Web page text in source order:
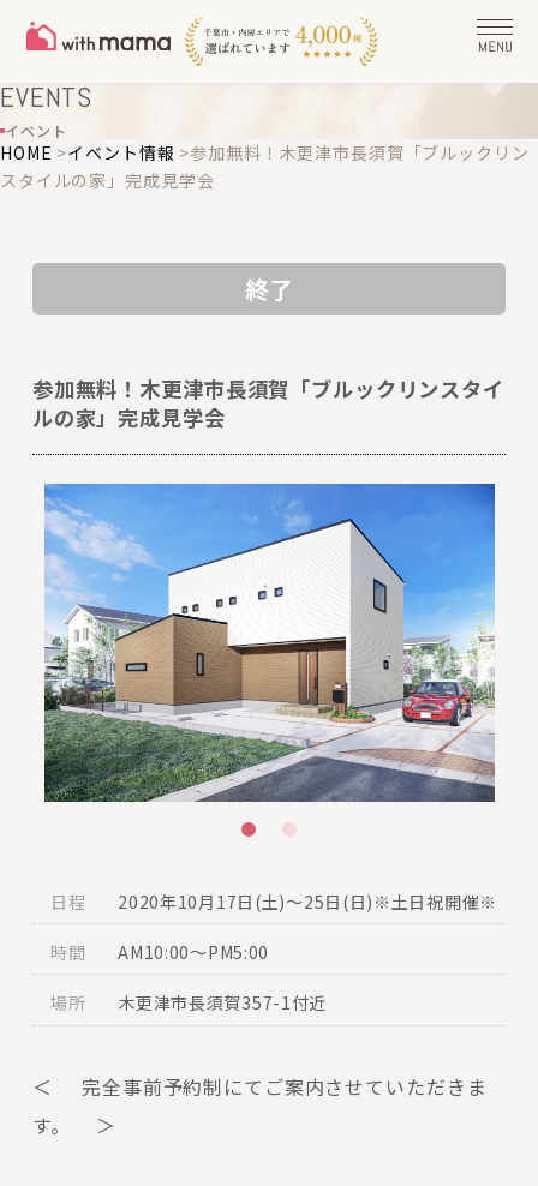
EVENTS
イベント
HOME >イベント情報 >参加無料！木更津市長須賀「ブルックリン
スタイルの家」完成見学会
終了
参加無料！木更津市長須賀「ブルックリンスタイ
ルの家」完成見学会
日程 2020年10月17日(土)～25日(日)※土日祝開催※
時間 AM10:00〜PM5:00
場所 木更津市長須賀357-1付近
＜ 完全事前予約制にてご案内させていただきま
す。 ＞